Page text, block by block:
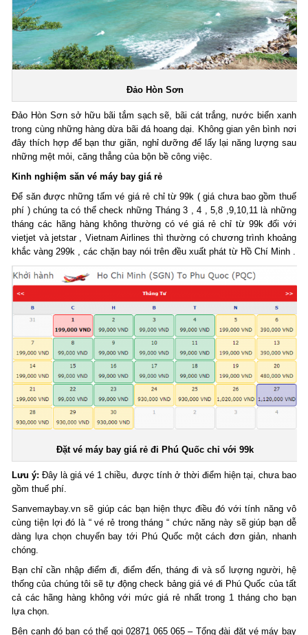
Đảo Hòn Sơn
Đảo Hòn Sơn sở hữu bãi tắm sạch sẽ, bãi cát trắng, nước biển xanh
trong cùng những hàng dừa bãi đá hoang dại. Không gian yên bình nơi
đây thích hợp để bạn thư giãn, nghỉ dưỡng để lấy lại năng lượng sau
những mệt mỏi, căng thẳng của bộn bề công việc.
Kinh nghiệm sănvé máy bay giá rẻ
Để săn được những tấm vé giá rẻ chỉ từ 99k ( giá chưa bao gồm thuế
phí ) chúng ta có thể check những Tháng 3 , 4 , 5,8 ,9,10,11 là những
tháng các hãng hàng không thường có vé giá rẻ chỉ từ 99k đối với
vietjet và jetstar , Vietnam Airlines thì thường có chương trình khoảng
khắc vàng 299k , các chặn bay nói trên đều xuất phát từ Hồ Chí Minh .
Đặt vé máy bay giá rẻ đi Phú Quốc chỉ với 99k
Lưu ý: Đây là giá vé 1 chiều, được tính ở thời điểm hiện tại, chưa bao
gồm thuế phí.
Sanvemaybay.vn sẽ giúp các bạn hiện thực điều đó với tính năng vô
cùng tiện lợi đó là “ vé rẻ trong tháng “ chức năng này sẽ giúp bạn dễ
dàng lựa chọn chuyến bay tới Phú Quốc một cách đơn giản, nhanh
chóng.
Bạn chỉ cần nhập điểm đi, điểm đến, tháng đi và số lượng người, hệ
thống của chúng tôi sẽ tự động check bảng giá vé đi Phú Quốc của tất
cả các hãng hàng không với mức giá rẻ nhất trong 1 tháng cho bạn
lựa chọn.
Bên cạnh đó bạn có thể gọi 02871 065 065 – Tổng đài đặt vé máy bay